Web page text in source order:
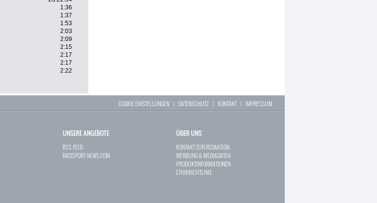
1:36
1:37
1:53
2:03
2:09
2:15
2:17
2:17
2:22
COOKIE EINSTELLUNGEN | DATENSCHUTZ | KONTAKT| IMPRESSUM
UNSERE ANGEBOTE
RSS-FEED
RADSPORT-NEWS.COM
ÜBER UNS
KONTAKT ZUR REDAKTION
WERBUNG & MEDIADATEN
PRODUKTINFORMATIONEN
ETHIKRICHTLINIE